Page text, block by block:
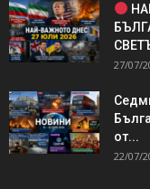
27/07/
от...
22/07/